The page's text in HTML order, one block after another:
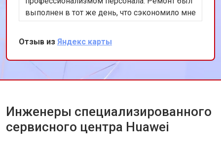
выполнен в тот же день, что сэкономило мне
много времени. Особенно порадовало
использование оригинальных запчастей,
благодаря чему телефон работает как новый.
Рекомендую этот сервис всем владельцам
техники Huawei.
Отзыв из Яндекс карты
Инженеры специализированного
сервисного центра Huawei